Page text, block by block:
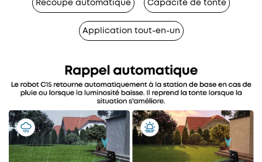
Recoupe automatique Capacité de tonte
Application tout-en-un